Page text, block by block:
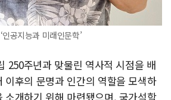
공지능과 미래인문학’
250주년과 맞물린 역사적 시점을 배
이후의 문명과 인간의 역할을 모색하
소개하기 위해 마련됐으며, 국가석학